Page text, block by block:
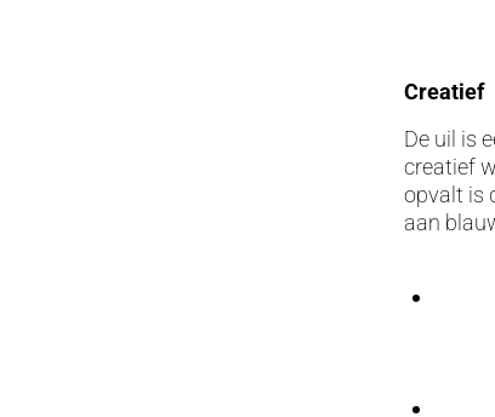
Creatief
De uil is
creatief
opvalt is
aan